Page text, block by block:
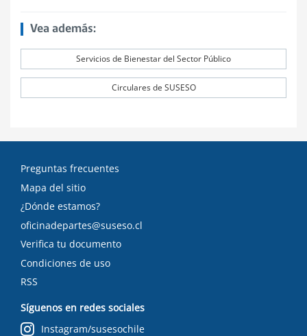
Vea además:
Servicios de Bienestar del Sector Público
Circulares de SUSESO
Preguntas frecuentes
Mapa del sitio
¿Dónde estamos?
oficinadepartes@suseso.cl
Verifica tu documento
Condiciones de uso
RSS
Síguenos en redes sociales
Instagram/susesochile